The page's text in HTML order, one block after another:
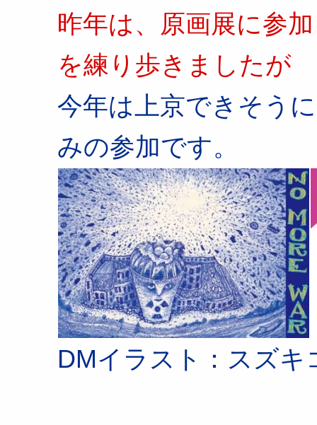
昨年は、原画展に参
を練り歩きましたが
今年は上京できそう
みの参加です。
DMイラスト：スズキ